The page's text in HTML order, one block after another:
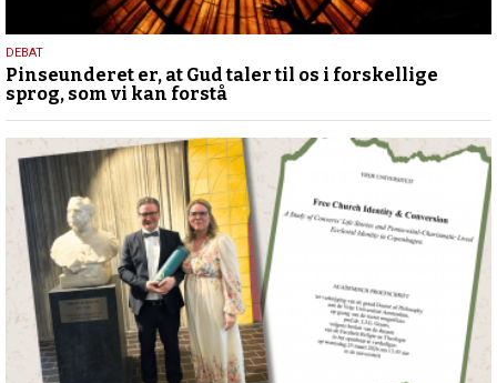
5.
august
2026
DEBAT
Pinseunderet er, at Gud taler til os i forskellige
sprog, som vi kan forstå